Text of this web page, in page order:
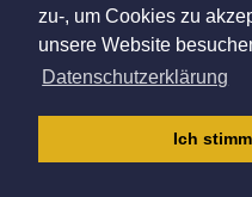
zu-, um Cookies zu
unsere Website
Datenschutzerklärung
Ich
|AGB|